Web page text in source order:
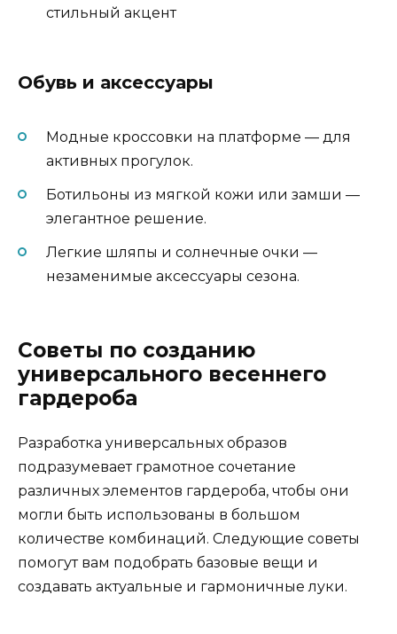
стильный акцент
Обувь и аксессуары
Модные кроссовки на платформе — для
активных прогулок.
Ботильоны из мягкой кожи или замши —
элегантное решение.
Легкие шляпы и солнечные очки —
незаменимые аксессуары сезона.
Советы по созданию
универсального весеннего
гардероба
Разработка универсальных образов
подразумевает грамотное сочетание
различных элементов гардероба, чтобы они
могли быть использованы в большом
количестве комбинаций. Следующие советы
помогут вам подобрать базовые вещи и
создавать актуальные и гармоничные луки.